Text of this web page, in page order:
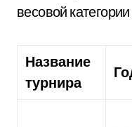
весовой
Название
турнира